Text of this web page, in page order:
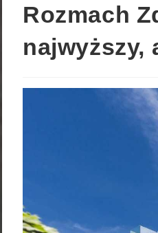
Rozmach
najwyższy,